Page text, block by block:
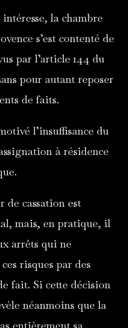
la chambre
s’est contenté de
par l’article 144 du
pour autant reposer
de faits.
l’insuffisance du
à résidence
de cassation est
mais, en pratique, il
arrêts qui ne
risques par des
fait. Si cette décision
néanmoins que la
entièrement sa